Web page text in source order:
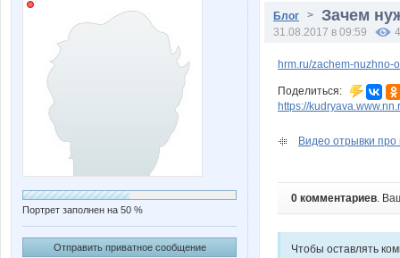
Портрет заполнен на 50 %
Отправить приватное сообщение
Блог > Зачем
31.08.2017 в 09:59
hrm.ru/zachem-nuzhno-
Поделиться:
https://
Видео отрывки
0 комментариев.
Чтобы оставлять